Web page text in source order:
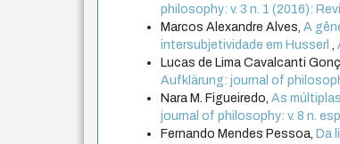
philosophy: v. 3 n. 1 (2016):
Marcos Alexandre Alves,A
intersubjetividade em Husserl,
Lucas de Lima Cavalcanti
Aufklärung: journal of
Nara M. Figueiredo,As
journal of philosophy: v. 8 n.
Fernando Mendes Pessoa, Da